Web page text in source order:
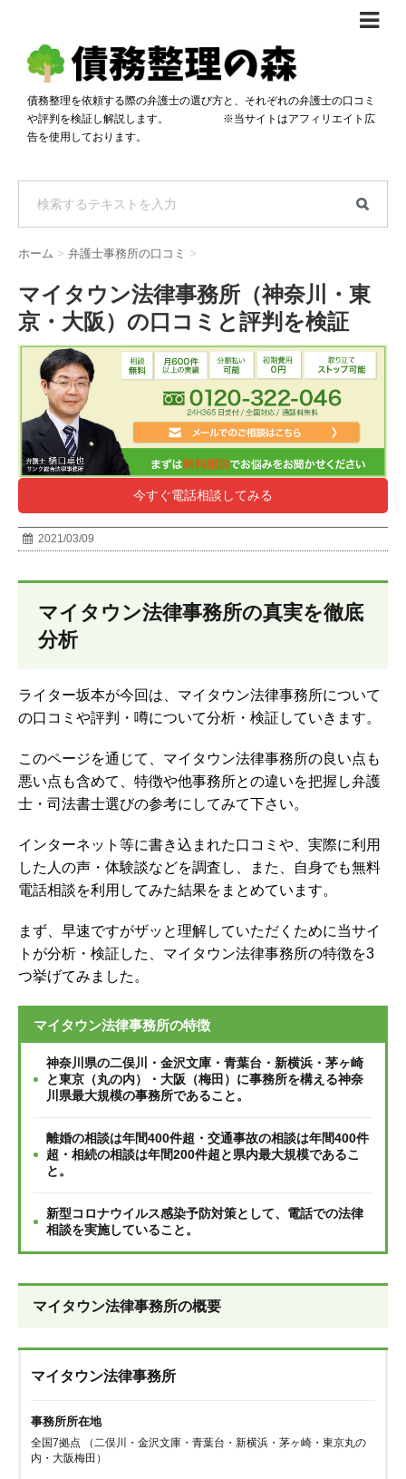
債務整理体験談
おすすめ
料金比較
自己破産・個人再生料金比較
過払い金料金比較
専門家の選び方
料金で選ぶ
着手金無料で選ぶ
24時間年中無休で選ぶ
匿名借金相談
債務整理を依頼する際の弁護士の選び方と、それぞれの弁護士の口コミ
や評判を検証し解説します。 ※当サイトはアフィリエイト広
告を使用しております。
ホーム > 弁護士事務所の口コミ >
マイタウン法律事務所（神奈川・東
京・大阪）の口コミと評判を検証
今すぐ電話相談してみる
2021/03/09
マイタウン法律事務所の真実を徹底
分析
ライター坂本が今回は、マイタウン法律事務所について
の口コミや評判・噂について分析・検証していきます。
このページを通じて、マイタウン法律事務所の良い点も
悪い点も含めて、特徴や他事務所との違いを把握し弁護
士・司法書士選びの参考にしてみて下さい。
インターネット等に書き込まれた口コミや、実際に利用
した人の声・体験談などを調査し、
また、自身でも無料
電話相談を利用してみた結果をまとめています。
まず、早速ですがザッと理解していただくために当サイ
トが分析・検証した、マイタウン法律事務所の特徴を3
つ挙げてみました。
マイタウン法律事務所の特徴
神奈川県の二俣川・金沢文庫・青葉台・新横浜・茅ヶ崎
と東京（丸の内）・大阪（梅田）に事務所を構える神奈
川県最大規模の事務所であること。
離婚の相談は年間400件超・交通事故の相談は年間400件
超・相続の相談は年間200件超と県内最大規模であるこ
と。
新型コロナウイルス感染予防対策として、電話での法律
相談を実施していること。
マイタウン法律事務所の概要
マイタウン法律事務所
事務所所在地
全国7拠点 （二俣川・金沢文庫・青葉台・新横浜・茅ヶ崎・東京丸の
内・大阪梅田）